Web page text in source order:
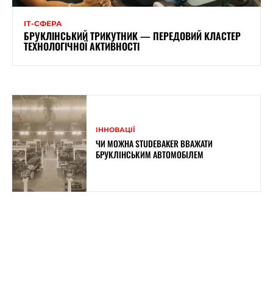
ІТ-СФЕРА
БРУКЛІНСЬКИЙ ТРИКУТНИК — ПЕРЕДОВИЙ КЛАСТЕР
ТЕХНОЛОГІЧНОЇ АКТИВНОСТІ
ІННОВАЦІЇ
ЧИ МОЖНА STUDEBAKER ВВАЖАТИ
БРУКЛІНСЬКИМ АВТОМОБІЛЕМ